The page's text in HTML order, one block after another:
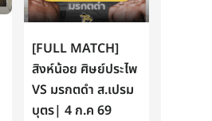
[FULL MATCH]
สิงห์น้อย ศิษย์ประไพ
VS มรกตดำ ส.เปรม
บุตร| 4 ก.ค 69